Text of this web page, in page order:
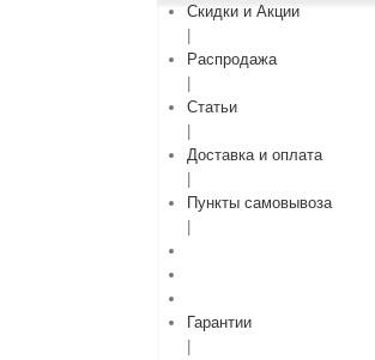
Скидки и Акции
Распродажа
Статьи
Доставка и оплата
Пункты самовывоза
Гарантии